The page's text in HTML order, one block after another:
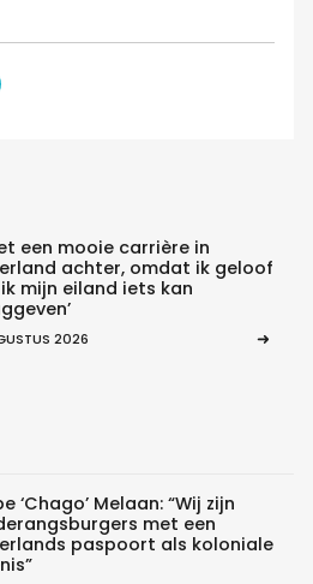
een mooie carrière in
achter, omdat ik geloof
mijn eiland iets kan
2026
‘Chago’ Melaan: “Wij zijn
met een
paspoort als koloniale